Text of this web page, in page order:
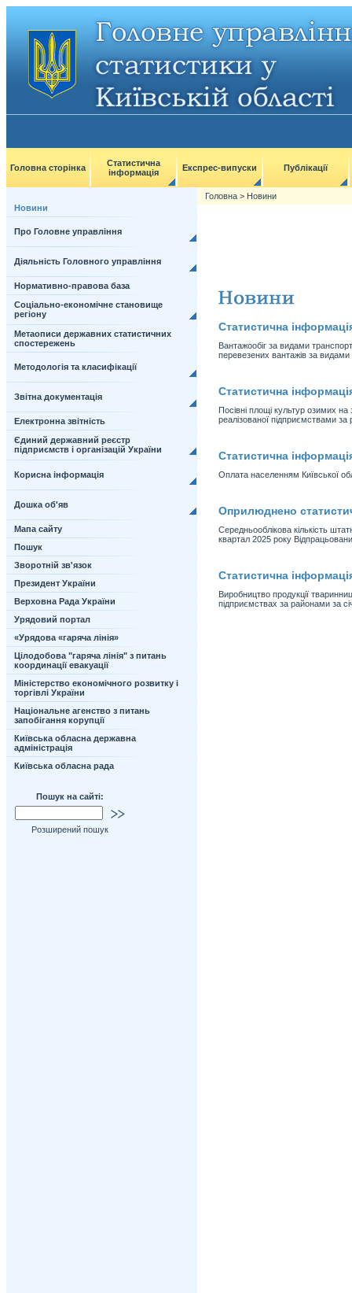
Головна сторінка
Статистична
інформація
Експрес-випуски Публікації
Новини
Про Головне управління
Діяльність Головного управління
Нормативно-правова база
Соціально-економічне становище
регіону
Метаописи державних статистичних
спостережень
Методологія та класифікації
Звітна документація
Електронна звітність
Єдиний державний реєстр
підприємств і організацій України
Корисна інформація
Дошка об'яв
Мапа сайту
Пошук
Зворотній зв'язок
Президент України
Верховна Рада України
Урядовий портал
«Урядова «гаряча лінія»
Цілодобова "гаряча лінія" з питань
координації евакуації
Міністерство економічного розвитку і
торгівлі України
Національне агенство з питань
запобігання корупції
Київська обласна державна
адміністрація
Київська обласна рада
Пошук на сайті:
Розширений пошук
Головна > Новини
Статистична
Вантажообіг за видами
перевезених вантажів за видами
Статистична
Посівні площі культур озимих
реалізованої підприємствами
Статистична
Оплата населенням Київської
Оприлюднено
Середньооблікова кількість
квартал 2025 року
Статистична
Виробництво продукції
підприємствах за районами за